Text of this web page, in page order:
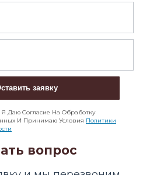
заявку
Даю Согласие На Обработку
И Принимаю Условия Политики
вопрос